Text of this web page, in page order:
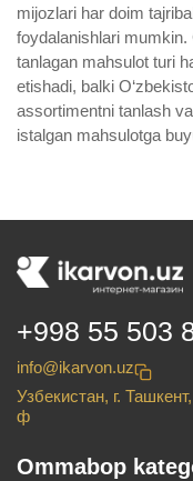
mijozlari har doim
foydalanishlari
tanlagan mahsulot turi
etishadi, balki
assortimentni tanlash
istalgan mahsulotga
+998 55 503
info@ikarvon.uz
Узбекистан, г.
ф
Ommabop